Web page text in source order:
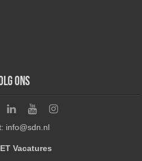
ons
info@sdn.nl
Vacatures